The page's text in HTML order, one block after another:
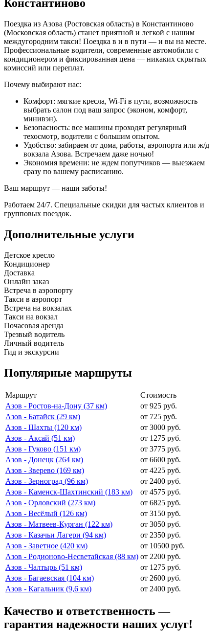
Константиново
Поездка из Азова (Ростовская область) в Константиново
(Московская область) станет приятной и легкой с нашим
междугородним такси! Поездка в и в пути — и вы на месте.
Профессиональные водители, современные автомобили с
кондиционером и фиксированная цена — никаких скрытых
комиссий или переплат.
Почему выбирают нас:
Комфорт: мягкие кресла, Wi-Fi в пути, возможность
выбрать салон под ваш запрос (эконом, комфорт,
минивэн).
Безопасность: все машины проходят регулярный
техосмотр, водители с большим опытом.
Удобство: забираем от дома, работы, аэропорта или ж/д
вокзала Азова. Встречаем даже ночью!
Экономия времени: не ждем попутчиков — выезжаем
сразу по вашему расписанию.
Ваш маршрут — наши заботы!
Работаем 24/7. Специальные скидки для частых клиентов и
групповых поездок.
Дополнительные услуги
Детское кресло
Кондиционер
Доставка
Онлайн заказ
Встреча в аэропорту
Такси в аэропорт
Встреча на вокзалах
Такси на вокзал
Почасовая аренда
Трезвый водитель
Личный водитель
Гид и экскурсии
Популярные маршруты
Маршрут
Стоимость
Азов - Ростов-на-Дону (37 км)
от 925 руб.
Азов - Батайск (29 км)
от 725 руб.
Азов - Шахты (120 км)
от 3000 руб.
Азов - Аксай (51 км)
от 1275 руб.
Азов - Гуково (151 км)
от 3775 руб.
Азов - Донецк (264 км)
от 6600 руб.
Азов - Зверево (169 км)
от 4225 руб.
Азов - Зерноград (96 км)
от 2400 руб.
Азов - Каменск-Шахтинский (183 км)
от 4575 руб.
Азов - Орловский (273 км)
от 6825 руб.
Азов - Весёлый (126 км)
от 3150 руб.
Азов - Матвеев-Курган (122 км)
от 3050 руб.
Азов - Казачьи Лагери (94 км)
от 2350 руб.
Азов - Заветное (420 км)
от 10500 руб.
Азов - Родионово-Несветайская (88 км) от 2200 руб.
Азов - Чалтырь (51 км)
от 1275 руб.
Азов - Багаевская (104 км)
от 2600 руб.
Азов - Кагальник (9,6 км)
от 2400 руб.
Качество и ответственность —
гарантия надежности наших услуг!